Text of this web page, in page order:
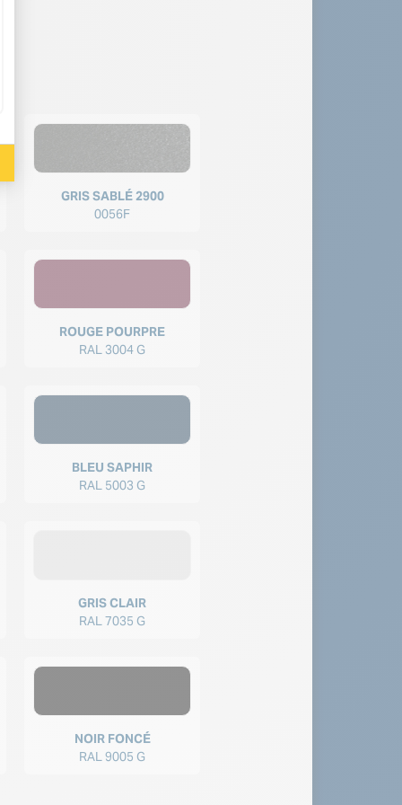
GRIS SABLÉ 2900
0056F
ROUGE POURPRE
RAL 3004 G
BLEU SAPHIR
RAL 5003 G
GRIS CLAIR
RAL 7035 G
NOIR FONCÉ
RAL 9005 G